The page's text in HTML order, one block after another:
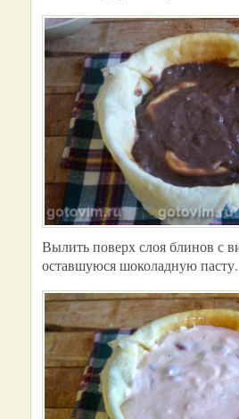
Вылить поверх слоя блинов с
оставшуюся шоколадную пасту.